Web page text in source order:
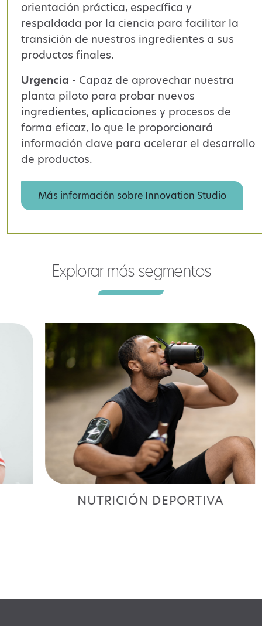
orientación práctica, específica y
respaldada por la ciencia para facilitar la
transición de nuestros ingredientes a sus
productos finales.
Urgencia - Capaz de aprovechar nuestra
planta piloto para probar nuevos
ingredientes, aplicaciones y procesos de
forma eficaz, lo que le proporcionará
información clave para acelerar el desarrollo
de productos.
Más información sobre Innovation Studio
Explorar más segmentos
NUTRICIÓN DEPORTIVA